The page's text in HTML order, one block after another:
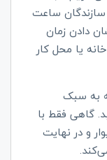
سازندگان ساعت
دادن زمان
یا محل کار
به سبک
گاهی فقط با
و در نهایت